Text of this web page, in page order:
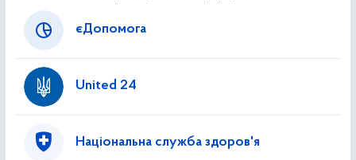
єДопомога
United 24
Національна служба здоров'я